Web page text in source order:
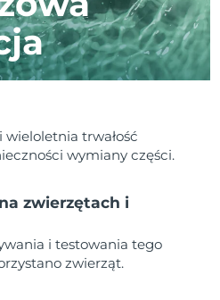
wieloletnia trwałość
wymiany części.
zwierzętach i
i testowania tego
zwierząt.